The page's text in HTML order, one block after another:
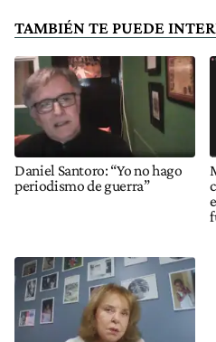
TAMBIÉN TE PUEDE
Daniel Santoro: “Yo no hago
periodismo de guerra”